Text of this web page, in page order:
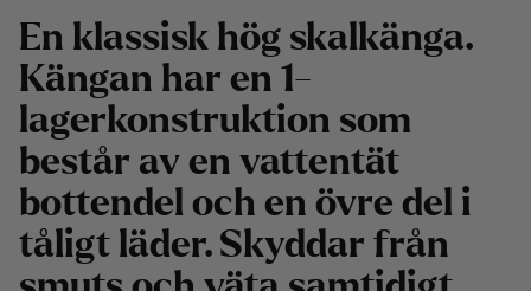
En klassisk hög skalkänga.
Kängan har en 1-
lagerkonstruktion som
består av en vattentät
bottendel och en övre del i
tåligt läder. Skyddar från